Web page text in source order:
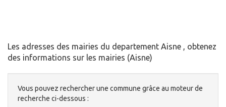
Les adresses des mairies du departement Aisne , obtenez
des informations sur les mairies (Aisne)
Vous pouvez rechercher une commune grâce au moteur de
recherche ci-dessous :